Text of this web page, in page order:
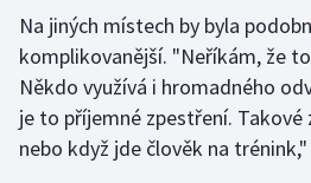
Vodní slalom
Volejbal
Na jiných místech by byla
komplikovanější. "Neříkám, že
Někdo využívá i hromadného
je to příjemné zpestření. Takové
nebo když jde člověk na